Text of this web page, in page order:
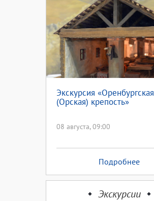
Экскурсия «Оренбургская
(Орская) крепость»
08 августа, 09:00
Подробнее
Экскурсии